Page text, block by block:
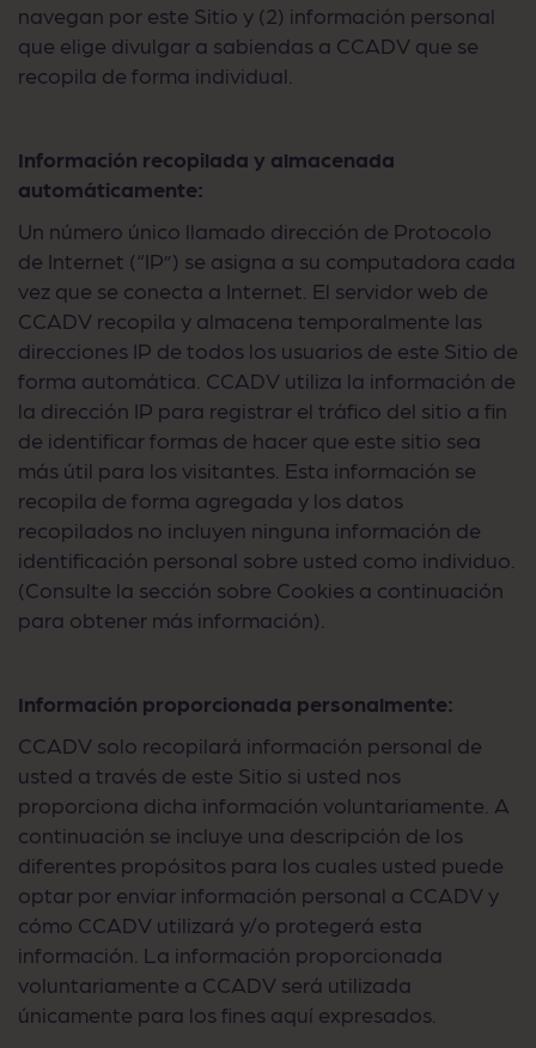
navegan por este Sitio y (2) información personal
que elige divulgar a sabiendas a CCADV que se
recopila de forma individual.
Información recopilada y almacenada
automáticamente:
Un número único llamado dirección de Protocolo
de Internet (“IP”) se asigna a su computadora cada
vez que se conecta a Internet. El servidor web de
CCADV recopila y almacena temporalmente las
direcciones IP de todos los usuarios de este Sitio de
forma automática. CCADV utiliza la información de
la dirección IP para registrar el tráfico del sitio a fin
de identificar formas de hacer que este sitio sea
más útil para los visitantes. Esta información se
recopila de forma agregada y los datos
recopilados no incluyen ninguna información de
identificación personal sobre usted como individuo.
(Consulte la sección sobre Cookies a continuación
para obtener más información).
Información proporcionada personalmente:
CCADV solo recopilará información personal de
usted a través de este Sitio si usted nos
proporciona dicha información voluntariamente. A
continuación se incluye una descripción de los
diferentes propósitos para los cuales usted puede
optar por enviar información personal a CCADV y
cómo CCADV utilizará y/o protegerá esta
información. La información proporcionada
voluntariamente a CCADV será utilizada
únicamente para los fines aquí expresados.